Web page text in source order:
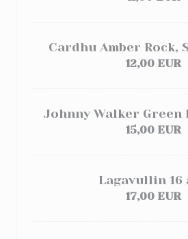
Cardhu Amber Rock,
12,00 EUR
Johnny Walker Green
15,00 EUR
Lagavullin 16
17,00 EUR